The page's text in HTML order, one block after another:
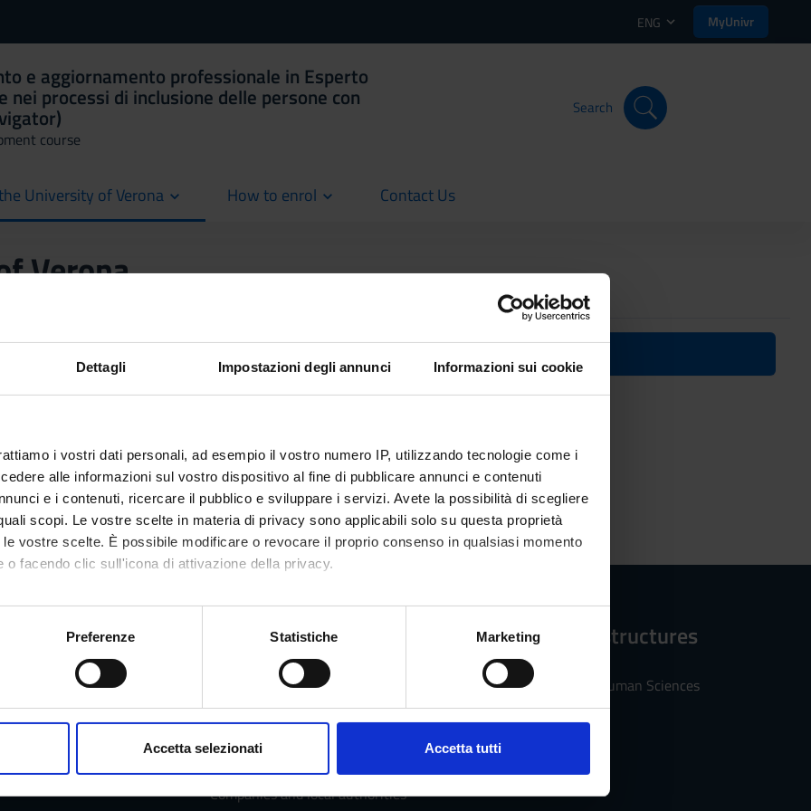
Dettagli Impostazioni degli annunci Informazioni sui cookie
i vostri dati personali, ad esempio il vostro numero IP, utilizzando tecnologie come i
alle informazioni sul vostro dispositivo al fine di pubblicare annunci e contenuti
e i contenuti, ricercare il pubblico e sviluppare i servizi. Avete la possibilità di scegliere
scopi. Le vostre scelte in materia di privacy sono applicabili solo su questa proprietà
vostre scelte. È possibile modificare o revocare il proprio consenso in qualsiasi momento
o facendo clic sull'icona di attivazione della privacy.
anche:
sulla tua posizione geografica, con un'approssimazione di qualche metro,
in qualsiasi momento dalla Dichiarazione sui cookie.
Preferenze Statistiche Marketing
Accetta selezionati Accetta tutti
ENG MyUnivr
e aggiornamento professionale in Esperto
processi di inclusione delle persone con
course
Search
University of Verona How to enrol Contact Us
current
Verona
ricerca (2021/2022)
2
University of Verona
Services and Faq
Prospective students
Students
Graduates
Companies and local authorities
Reference structures
Department of Human Sciences